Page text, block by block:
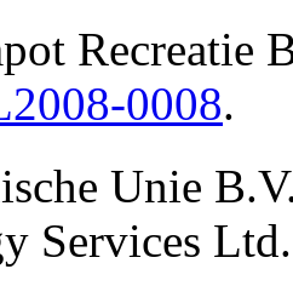
Recreatie
0008.
Unie
Services